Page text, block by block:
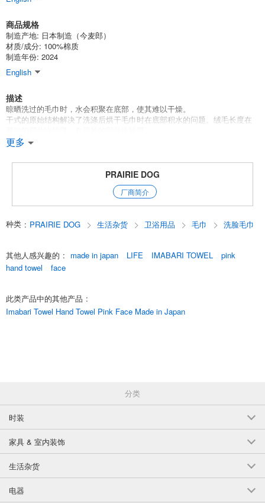
商品规格
制造产地: 日本制造（今麦郎）
材质/成分: 100%棉质
制造年份: 2024
English
描述
晾晒洗过的毛巾时，水会积聚在底部，使其难以干燥。
干式的原始结构解决了洗涤后烘干毛巾时在底部积水的问题。绒毛长度在
梯度结构从薄到厚逐渐变化。
这款毛巾有各种柔和的颜色可供选择，以配合您的家居装饰。
*"干式结构 "的专利正在申请中。
相关词条： 毛巾 脸部毛巾 运动毛巾 旅行 俱乐部活动 宝宝 宝宝 厨房 浴室
洗手间 健身房 洗完澡后 易干 珀蒂礼物 谢谢你 回头问候 退休 转移 搬家
高尔夫比赛 纪念品 参观纪念品合同 回礼 赠品 沐浴今治毛巾 日本毛巾 日
English
更多
PRAIRIE DOG
厂商简介
种类 : PRAIRIE DOG 生活杂货 卫浴用品 毛巾 洗脸毛巾
其他人感兴趣的 : made in japan LIFE IMABARI TOWEL
pink
hand towel
face
此类产品中的其他产品 :
Imabari Towel Hand Towel Pink Face Made in Japan
分类
时装
家具 & 室内装饰
生活杂货
电器